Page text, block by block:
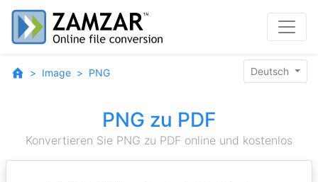
Image PNG Deutsch
PNG zu PDF
Konvertieren Sie PNG zu PDF online und kostenlos